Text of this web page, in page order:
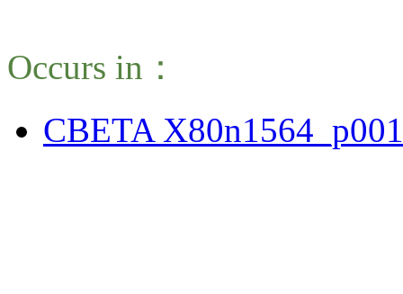
Occurs in：
CBETA